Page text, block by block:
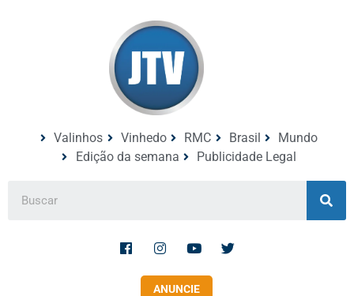
Valinhos Vinhedo RMC Brasil
Mundo
Edição da semana
Publicidade Legal
ANUNCIE